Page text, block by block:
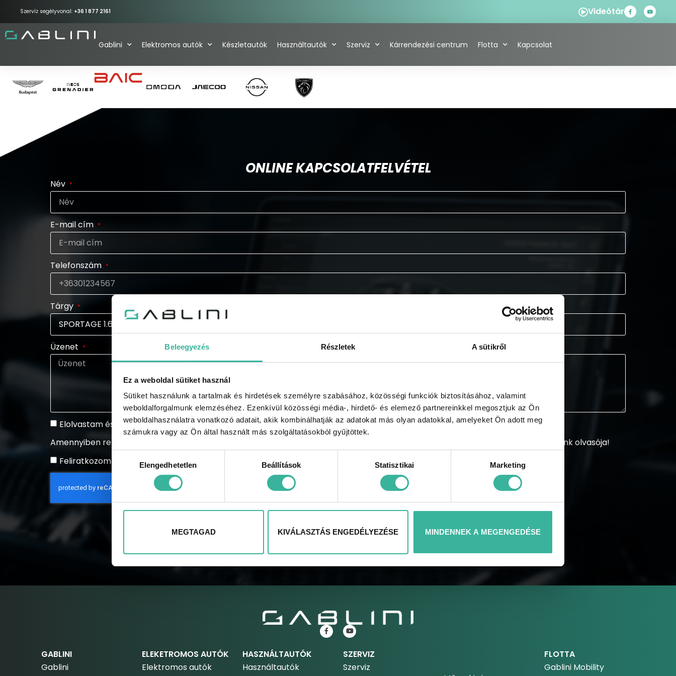
Beleegyezés Részletek A sütikről
Ez a weboldal sütiket használ
Sütiket használunk a tartalmak és hirdetések személyre szabásához, közösségi funkciók biztosításához, valamint
weboldalforgalmunk elemzéséhez. Ezenkívül közösségi média-, hirdető- és elemező partnereinkkel megosztjuk az Ön
weboldalhasználatra vonatkozó adatait, akik kombinálhatják az adatokat más olyan adatokkal, amelyeket Ön adott meg
számukra vagy az Ön által használt más szolgáltatásokból gyűjtöttek.
kiválasztásaElengedhetetlen Beállítások Statisztikai Marketing
MEGTAGAD KIVÁLASZTÁS ENGEDÉLYEZÉSE MINDENNEK A MEGENGEDÉSE
Szervíz segélyvonal: +36 1 877 2161 Videótár
Gablini Elektromos autók Készletautók Használtautók Szerviz Kárrendezési centrum Flotta Kapcsolat
ONLINE KAPCSOLATFELVÉTEL
Név
E-mail cím
Telefonszám
Tárgy
Üzenet
Elolvastam és elfogadom azadatkezelési tájékoztatót
Amennyiben rendszeresen tájékoztatást szeretne kapni a GABLINI akcióiról, újdonságairól, híreiről, regisztráljon és legyen hírlevelünk olvasója!
Feliratkozom a hírlevélre
GABLINI
Gablini
ELEKETROMOS AUTÓK
Elektromos autók
HASZNÁLTAUTÓK
Használtautók
SZERVIZ
Szerviz
FLOTTA
Gablini Mobility